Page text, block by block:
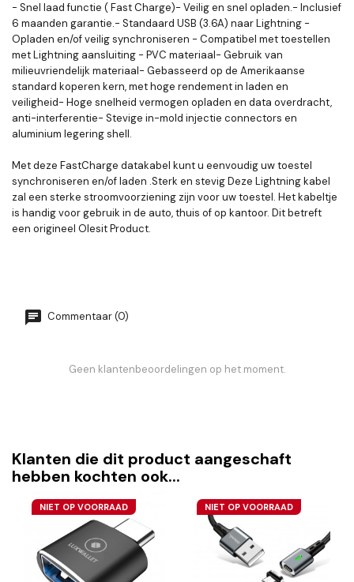
- Snel laad functie ( Fast Charge)- Veilig en snel opladen.- Inclusief
6 maanden garantie.- Standaard USB (3.6A) naar Lightning -
Opladen en/of veilig synchroniseren - Compatibel met toestellen
met Lightning aansluiting - PVC materiaal- Gebruik van
milieuvriendelijk materiaal- Gebasseerd op de Amerikaanse
standard koperen kern, met hoge rendement in laden en
veiligheid- Hoge snelheid vermogen opladen en data overdracht,
anti-interferentie- Stevige in-mold injectie connectors en
aluminium legering shell.
Met deze FastCharge datakabel kunt u eenvoudig uw toestel
synchroniseren en/of laden .Sterk en stevig Deze Lightning kabel
zal een sterke stroomvoorziening zijn voor uw toestel. Het kabeltje
is handig voor gebruik in de auto, thuis of op kantoor. Dit betreft
een origineel Olesit Product.
Commentaar (0)
Geen klantenbeoordelingen op het moment.
Klanten die dit product aangeschaft
hebben kochten ook...
NIET OP VOORRAAD NIET OP VOORRAAD